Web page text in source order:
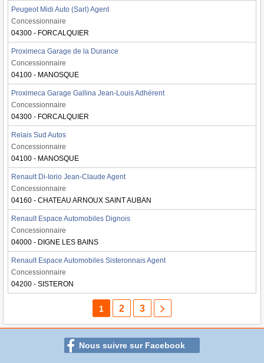
Peugeot Midi Auto (Sarl) Agent
Concessionnaire
04300 - FORCALQUIER
Proximeca Garage de la Durance
Concessionnaire
04100 - MANOSQUE
Proximeca Garage Gallina Jean-Louis Adhérent
Concessionnaire
04300 - FORCALQUIER
Relais Sud Autos
Concessionnaire
04100 - MANOSQUE
Renault Di-Iorio Jean-Claude Agent
Concessionnaire
04160 - CHATEAU ARNOUX SAINT AUBAN
Renault Espace Automobiles Dignois
Concessionnaire
04000 - DIGNE LES BAINS
Renault Espace Automobiles Sisteronnais Agent
Concessionnaire
04200 - SISTERON
1 2 3
Nous suivre sur Facebook